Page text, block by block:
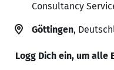
Consultancy
Göttingen,
Logg Dich ein, um alle